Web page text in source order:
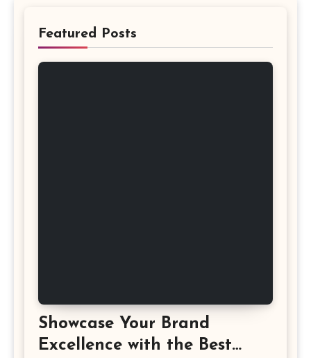
Featured Posts
Showcase Your Brand
Excellence with the Best